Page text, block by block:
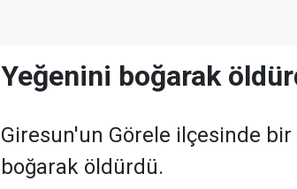
Yeğenini boğarak
Giresun'un Görele ilçesinde
boğarak öldürdü.